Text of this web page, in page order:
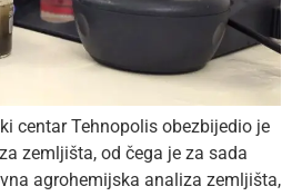
centar Tehnopolis obezbijedio je
zemljišta, od čega je za sada
agrohemijska analiza zemljišta,